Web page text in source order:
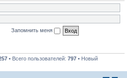
Запомнить меня
• Всего пользователей: 797 • Новый